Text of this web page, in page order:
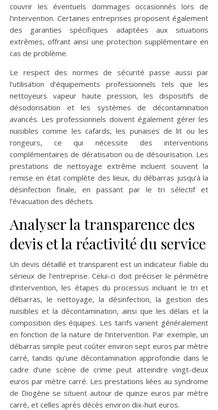
couvrir les éventuels dommages occasionnés lors de
l’intervention. Certaines entreprises proposent également
des garanties spécifiques adaptées aux situations
extrêmes, offrant ainsi une protection supplémentaire en
cas de problème.
Le respect des normes de sécurité passe aussi par
l’utilisation d’équipements professionnels tels que les
nettoyeurs vapeur haute pression, les dispositifs de
désodorisation et les systèmes de décontamination
avancés. Les professionnels doivent également gérer les
nuisibles comme les cafards, les punaises de lit ou les
rongeurs, ce qui nécessite des interventions
complémentaires de dératisation ou de désourisation. Les
prestations de nettoyage extrême incluent souvent la
remise en état complète des lieux, du débarras jusqu’à la
désinfection finale, en passant par le tri sélectif et
l’évacuation des déchets.
Analyser la transparence des
devis et la réactivité du service
Un devis détaillé et transparent est un indicateur fiable du
sérieux de l’entreprise. Celui-ci doit préciser le périmètre
d’intervention, les étapes du processus incluant le tri et
débarras, le nettoyage, la désinfection, la gestion des
nuisibles et la décontamination, ainsi que les délais et la
composition des équipes. Les tarifs varient généralement
en fonction de la nature de l’intervention. Par exemple, un
débarras simple peut coûter environ sept euros par mètre
carré, tandis qu’une décontamination approfondie dans le
cadre d’une scène de crime peut atteindre vingt-deux
euros par mètre carré. Les prestations liées au syndrome
de Diogène se situent autour de quinze euros par mètre
carré, et celles après décès environ dix-huit euros.